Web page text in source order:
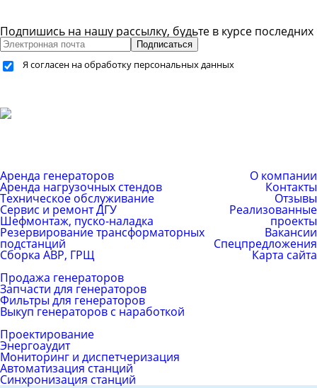
Подпишись на нашу рассылку, будьте в курсе
Подписаться
Я согласен на обработку персональных данных
Аренда генераторов
Аренда нагрузочных стендов
Техническое обслуживание
Сервис и ремонт ДГУ
Шефмонтаж, пуско-наладка
Резервирование трансформаторных
подстанций
Сборка АВР, ГРЩ
О компании
Контакты
Отзывы
Реализованные
проекты
Вакансии
Спецпредложения
Карта сайта
Каталог товаров
Продажа генераторов
Запчасти для генераторов
Фильтры для генераторов
Выкуп генераторов с наработкой
ЕРС (контракт)
Проектирование
Энергоаудит
Мониторинг и диспетчеризация
Автоматизация станций
Синхронизация станций